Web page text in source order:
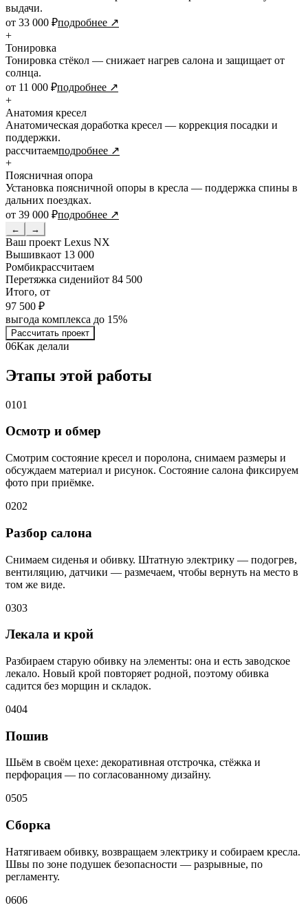
выдачи.
от 33 000 ₽подробнее ↗
+
Тонировка
Тонировка стёкол — снижает нагрев салона и защищает от
солнца.
от 11 000 ₽подробнее ↗
+
Анатомия кресел
Анатомическая доработка кресел — коррекция посадки и
поддержки.
рассчитаемподробнее ↗
+
Поясничная опора
Установка поясничной опоры в кресла — поддержка спины в
дальних поездках.
от 39 000 ₽подробнее ↗
← →
Ваш проект Lexus NX
Вышивкаот 13 000
Ромбикрассчитаем
Перетяжка сиденийот 84 500
Итого, от
97 500 ₽
выгода комплекса до 15%
Рассчитать проект
06Как делали
Этапы этой работы
0101
Осмотр и обмер
Смотрим состояние кресел и поролона, снимаем размеры и
обсуждаем материал и рисунок. Состояние салона фиксируем
фото при приёмке.
0202
Разбор салона
Снимаем сиденья и обивку. Штатную электрику — подогрев,
вентиляцию, датчики — размечаем, чтобы вернуть на место в
том же виде.
0303
Лекала и крой
Разбираем старую обивку на элементы: она и есть заводское
лекало. Новый крой повторяет родной, поэтому обивка
садится без морщин и складок.
0404
Пошив
Шьём в своём цехе: декоративная отстрочка, стёжка и
перфорация — по согласованному дизайну.
0505
Сборка
Натягиваем обивку, возвращаем электрику и собираем кресла.
Швы по зоне подушек безопасности — разрывные, по
регламенту.
0606